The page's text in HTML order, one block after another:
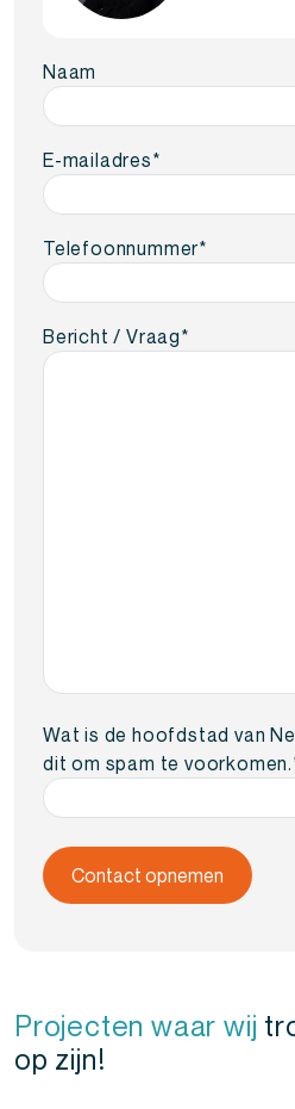
Naam
E-mailadres*
Telefoonnummer*
Bericht / Vraag*
Wat is de hoofdstad van
dit om spam te voorkomen.
Projecten waar wij
op zijn!